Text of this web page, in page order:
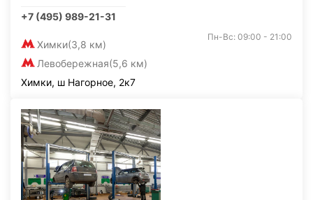
+7 (495) 989-21-31
Химки(3,8 км)
Левобережная(5,6 км)
Пн-Вс: 09:00 - 21:00
Химки, ш Нагорное, 2к7